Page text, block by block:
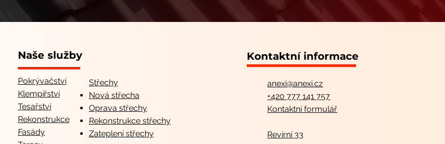
Naše služby
Pokrývačství
Klempířství
Tesařství
Rekonstrukce
Fasády
Střechy
Nová střecha
Oprava střechy
Rekonstrukce střechy
Zateplení střechy
Kontaktní informace
anexi@anexi.cz
+420 777 141 757
Kontaktní formulář
Revírní 33